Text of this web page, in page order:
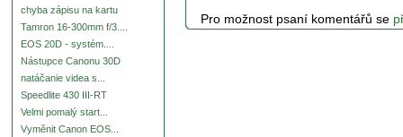
chyba zápisu na kartu
Tamron 16-300mm f/3....
EOS 20D - systém....
Nástupce Canonu 30D
natáčanie videa s...
Speedlite 430 III-RT
Velmi pomalý start...
Vyměnit Canon EOS...
Pro možnost psaní komentářů se